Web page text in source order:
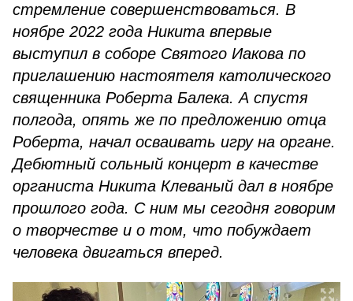
стремление совершенствоваться. В
ноябре 2022 года Никита впервые
выступил в соборе Святого Иакова по
приглашению настоятеля католического
священника Роберта Балека. А спустя
полгода, опять же по предложению отца
Роберта, начал осваивать игру на органе.
Дебютный сольный концерт в качестве
органиста Никита Клеваный дал в ноябре
прошлого года. С ним мы сегодня говорим
о творчестве и о том, что побуждает
человека двигаться вперед.